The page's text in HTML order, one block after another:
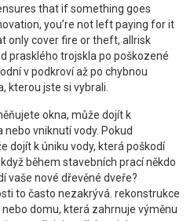
that if something goes
you’re not left paying for it
only cover fire or theft, allrisk
prasklého trojskla po poškozené
v podkroví až po chybnou
kterou jste si vybrali.
okna, může dojít k
vniknutí vody. Pokud
dojít k úniku vody, která poškodí
během stavebních prací někdo
vaše nové dřevěné dveře?
to často nezakrývá. rekonstrukce
domu, která zahrnuje výměnu